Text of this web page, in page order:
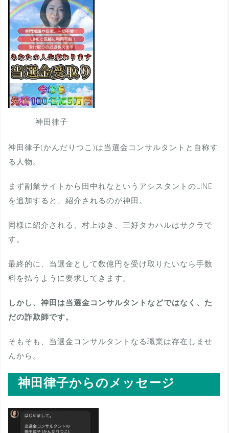
神田律子
神田律子(かんだりつこ)は当選金コンサルタントと自称す
る人物。
まず副業サイトから田中れなというアシスタントのLINE
を追加すると、紹介されるのが神田。
同様に紹介される、村上ゆき、三好タカハルはサクラで
す。
最終的に、当選金として数億円を受け取りたいなら手数
料を払うように要求してきます。
しかし、神田は当選金コンサルタントなどではなく、た
だの詐欺師です。
そもそも、当選金コンサルタントなる職業は存在しませ
んから。
神田律子からのメッセージ